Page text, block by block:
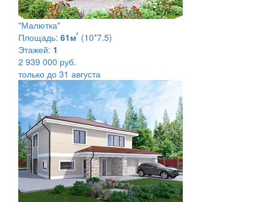
"Малютка"
Площадь: 61м² (10*7.5)
Этажей: 1
2 939 000 руб.
только до 31 августа